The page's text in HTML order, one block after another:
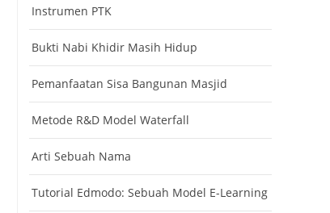
Instrumen PTK
Bukti Nabi Khidir Masih Hidup
Pemanfaatan Sisa Bangunan Masjid
Metode R&D Model Waterfall
Arti Sebuah Nama
Tutorial Edmodo: Sebuah Model E-Learning